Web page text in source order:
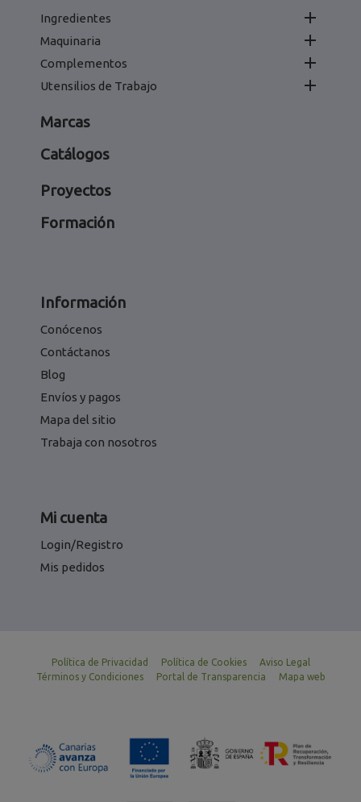
Ingredientes 
Maquinaria 
Complementos 
Utensilios de Trabajo 
Marcas
Catálogos
Proyectos
Formación
Información
Conócenos
Contáctanos
Blog
Envíos y pagos
Mapa del sitio
Trabaja con nosotros
Mi cuenta
Login/Registro
Mis pedidos
Política de Privacidad Política de Cookies
Aviso Legal
Términos y Condiciones
Portal de Transparencia Mapa web